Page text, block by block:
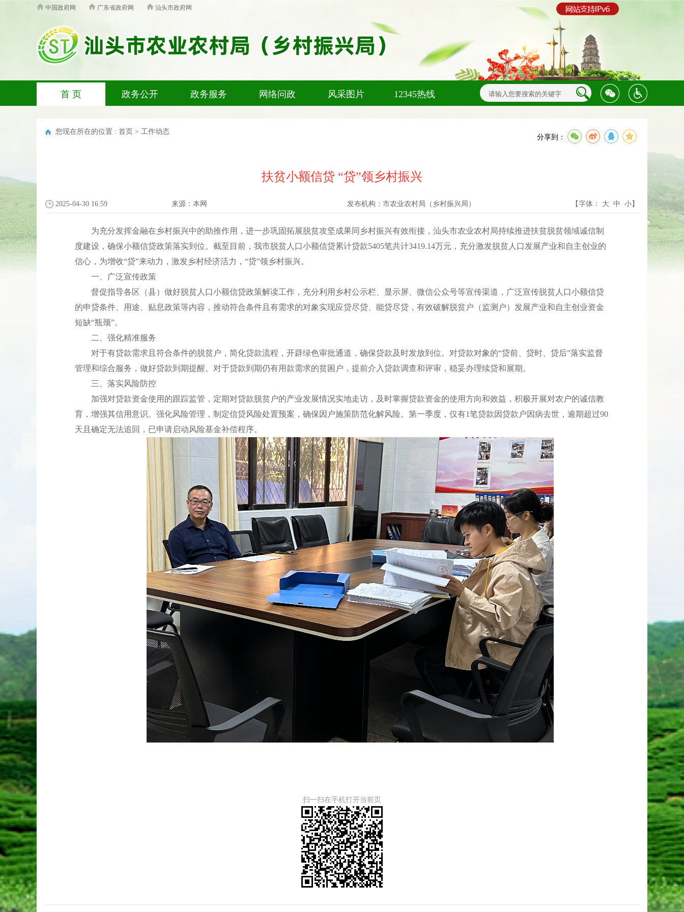
中国政府网 广东省政府网 汕头市政府网
首 页 政务公开 政务服务 网络问政 风采图片 12345热线
您现在所在的位置 : 首页 > 工作动态
分享到：
扶贫小额信贷 “贷”领乡村振兴
2025-04-30 16:59 来源： 本网 发布机构： 市农业农村局（乡村振兴局） 【字体： 大 中 小】
为充分发挥金融在乡村振兴中的助推作用，进一步巩固拓展脱贫攻坚成果同乡村振兴有效衔接，汕头市农业农村局持续推进扶贫脱贫领域诚信制
度建设，确保小额信贷政策落实到位。截至目前，我市脱贫人口小额信贷累计贷款5405笔共计3419.14万元，充分激发脱贫人口发展产业和自主创业的
信心，为增收“贷”来动力，激发乡村经济活力，“贷”领乡村振兴。
一、广泛宣传政策
督促指导各区（县）做好脱贫人口小额信贷政策解读工作，充分利用乡村公示栏、显示屏、微信公众号等宣传渠道，广泛宣传脱贫人口小额信贷
的申贷条件、用途、贴息政策等内容，推动符合条件且有需求的对象实现应贷尽贷、能贷尽贷，有效破解脱贫户（监测户）发展产业和自主创业资金
短缺“瓶颈”。
二、强化精准服务
对于有贷款需求且符合条件的脱贫户，简化贷款流程，开辟绿色审批通道，确保贷款及时发放到位。对贷款对象的“贷前、贷时、贷后”落实监督
管理和综合服务，做好贷款到期提醒。对于贷款到期仍有用款需求的贫困户，提前介入贷款调查和评审，稳妥办理续贷和展期。
三、落实风险防控
加强对贷款资金使用的跟踪监管，定期对贷款脱贫户的产业发展情况实地走访，及时掌握贷款资金的使用方向和效益，积极开展对农户的诚信教
育，增强其信用意识。强化风险管理，制定信贷风险处置预案，确保因户施策防范化解风险。第一季度，仅有1笔贷款因贷款户因病去世，逾期超过90
天且确定无法追回，已申请启动风险基金补偿程序。
扫一扫在手机打开当前页